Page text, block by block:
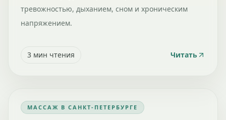
тревожностью, дыханием, сном и хроническим
напряжением.
3 мин чтения Читать
МАССАЖ В САНКТ-ПЕТЕРБУРГЕ